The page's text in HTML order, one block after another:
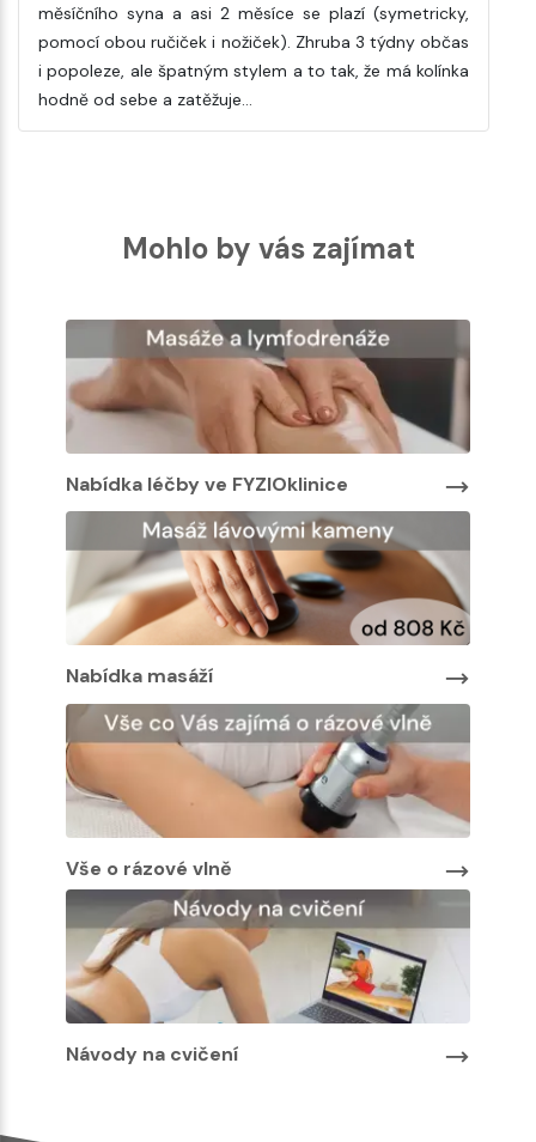
měsíčního syna a asi 2 měsíce se plazí (symetricky,
pomocí obou ručiček i nožiček). Zhruba 3 týdny občas
i popoleze, ale špatným stylem a to tak, že má kolínka
hodně od sebe a zatěžuje…
Mohlo by vás zajímat
Nabídka léčby ve FYZIOklinice
Nabídka masáží
Vše o rázové vlně
Návody na cvičení